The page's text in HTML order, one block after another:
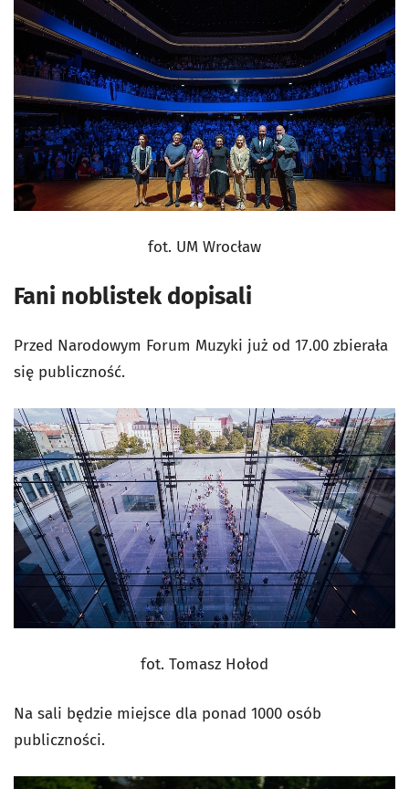
fot. UM Wrocław
Fani noblistek dopisali
Przed Narodowym Forum Muzyki już od 17.00 zbierała
się publiczność.
fot. Tomasz Hołod
Na sali będzie miejsce dla ponad 1000 osób
publiczności.